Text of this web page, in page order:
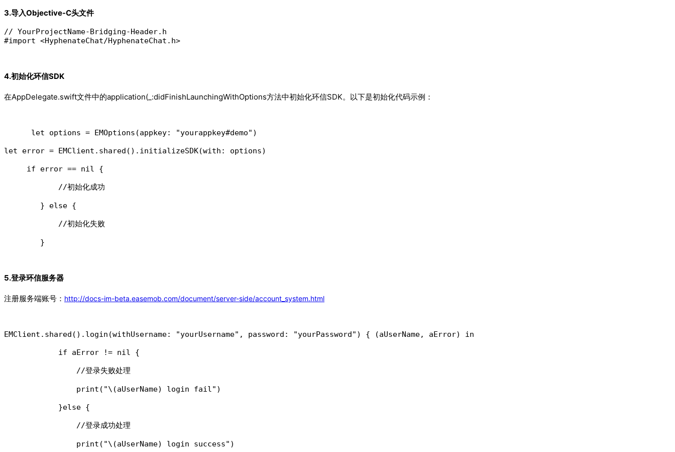
3.导入Objective-C头文件
// YourProjectName-Bridging-Header.h
#import <HyphenateChat/HyphenateChat.h>
4.初始化环信SDK
在AppDelegate.swift文件中的application(_:didFinishLaunchingWithOptions方法中初始化环信SDK。以下是初始化代码示例：
      let options = EMOptions(appkey: "yourappkey#demo")
let error = EMClient.shared().initializeSDK(with: options)
     if error == nil {
            //初始化成功
        } else {
            //初始化失败
        }
5.登录环信服务器
注册服务端账号： http://docs-im-beta.easemob.com/document/server-side/account_system.html
EMClient.shared().login(withUsername: "yourUsername", password: "yourPassword") { (aUserName, aError) in
            if aError != nil {
                //登录失败处理
                print("\(aUserName) login fail")
            }else {
                //登录成功处理
                print("\(aUserName) login success")